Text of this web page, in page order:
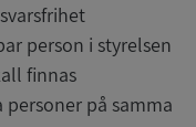
person i styrelsen
finnas
på samma